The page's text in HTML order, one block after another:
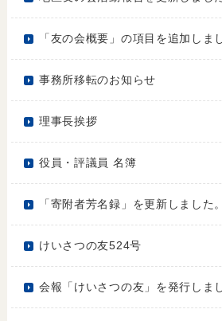
「友の会概要」の項目を追加しま
事務所移転のお知らせ
理事長挨拶
役員・評議員 名簿
「寄附者芳名録」を更新しました。
けいさつの友524号
会報「けいさつの友」を発行しま